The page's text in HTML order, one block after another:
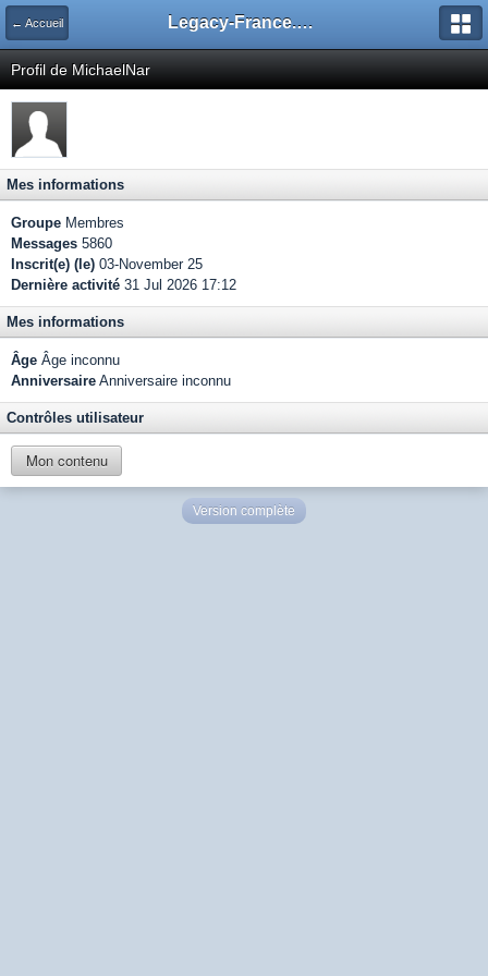
← Accueil Legacy-France.org - Forum
Profil de MichaelNar
Mes informations
Groupe Membres
Messages 5860
Inscrit(e) (le) 03-November 25
Dernière activité 31 Jul 2026 17:12
Mes informations
Âge Âge inconnu
Anniversaire Anniversaire inconnu
Contrôles utilisateur
Mon contenu
Version complète